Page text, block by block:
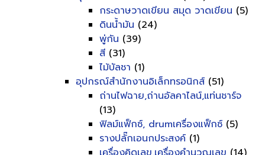
กระดาษวาดเขียน สมุด วาดเขียน (5)
ดินน้ำมัน (24)
พู่กัน (39)
สี (31)
ไม้บัลชา (1)
อุปกรณ์สำนักงานอิเล็กทรอนิกส์ (51)
ถ่านไฟฉาย,ถ่านอัลคาไลน์,แท่นชาร์จ
(13)
ฟิลม์แฟ็กซ์, drumเครื่องแฟ็กซ์ (5)
รางปลั๊กเอนกประสงค์ (1)